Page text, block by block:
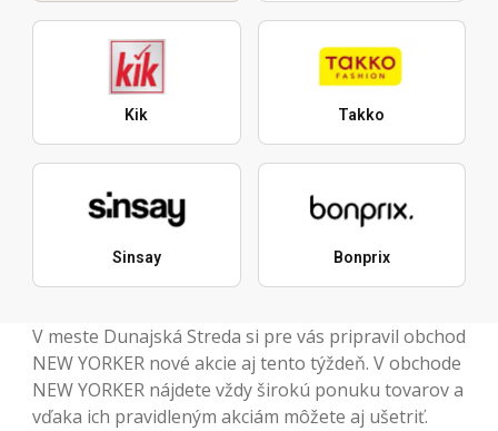
Kik Takko
Sinsay Bonprix
V meste Dunajská Streda si pre vás pripravil obchod
NEW YORKER nové akcie aj tento týždeň. V obchode
NEW YORKER nájdete vždy širokú ponuku tovarov a
vďaka ich pravidleným akciám môžete aj ušetriť.